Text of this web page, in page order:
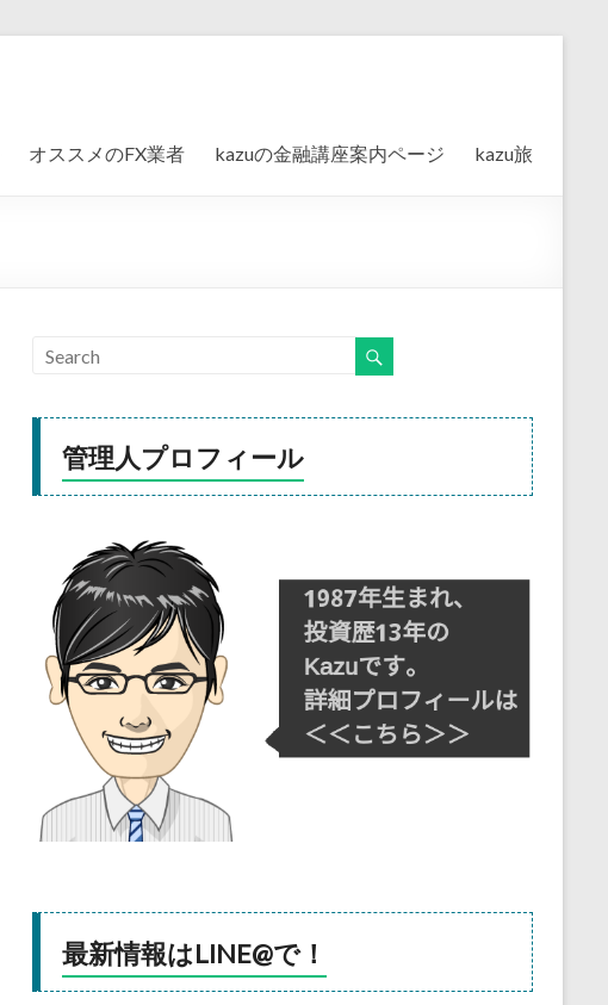
オススメのFX業者 kazuの金融講座案内ページ kazu旅
管理人プロフィール
最新情報はLINE@で！